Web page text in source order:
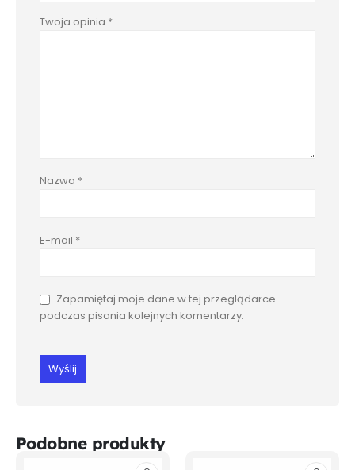
Twoja opinia *
Nazwa *
E-mail *
Zapamiętaj moje dane w tej przeglądarce
podczas pisania kolejnych komentarzy.
Podobne produkty